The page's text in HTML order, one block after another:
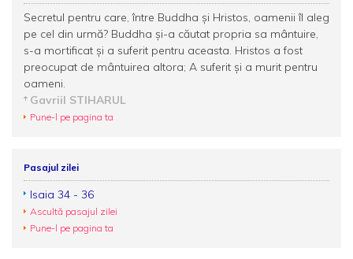
Secretul pentru care, între Buddha şi Hristos, oamenii îl aleg
pe cel din urmă? Buddha şi-a căutat propria sa mântuire,
s-a mortificat şi a suferit pentru aceasta. Hristos a fost
preocupat de mântuirea altora; A suferit şi a murit pentru
oameni.
Gavriil STIHARUL
Pune-l pe pagina ta
Pasajul zilei
Isaia 34 - 36
Ascultă pasajul zilei
Pune-l pe pagina ta